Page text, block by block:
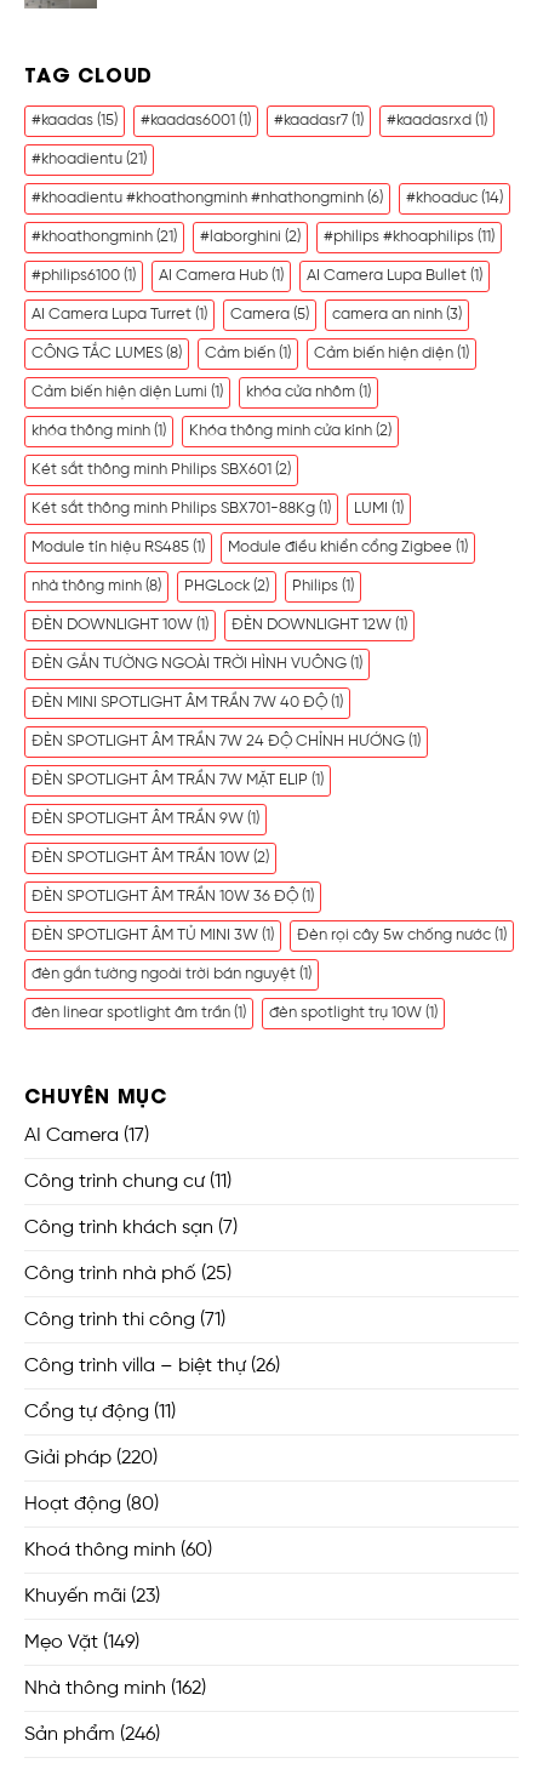
TAG CLOUD
#kaadas (15) #kaadas6001 (1) #kaadasr7 (1) #kaadasrxd (1)
#khoadientu (21)
#khoadientu #khoathongminh #nhathongminh (6) #khoaduc (14)
#khoathongminh (21) #laborghini (2) #philips #khoaphilips (11)
#philips6100 (1) AI Camera Hub (1) AI Camera Lupa Bullet (1)
AI Camera Lupa Turret (1) Camera (5) camera an ninh (3)
CÔNG TẮC LUMES (8) Cảm biến (1) Cảm biến hiện diện (1)
Cảm biến hiện diện Lumi (1) khóa cửa nhôm (1)
khóa thông minh (1) Khóa thông minh cửa kính (2)
Két sắt thông minh Philips SBX601 (2)
Két sắt thông minh Philips SBX701-88Kg (1) LUMI (1)
Module tín hiệu RS485 (1) Module điều khiển cổng Zigbee (1)
nhà thông minh (8) PHGLock (2) Philips (1)
ĐÈN DOWNLIGHT 10W (1) ĐÈN DOWNLIGHT 12W (1)
ĐÈN GẮN TƯỜNG NGOÀI TRỜI HÌNH VUÔNG (1)
ĐÈN MINI SPOTLIGHT ÂM TRẦN 7W 40 ĐỘ (1)
ĐÈN SPOTLIGHT ÂM TRẦN 7W 24 ĐỘ CHỈNH HƯỚNG (1)
ĐÈN SPOTLIGHT ÂM TRẦN 7W MẶT ELIP (1)
ĐÈN SPOTLIGHT ÂM TRẦN 9W (1)
ĐÈN SPOTLIGHT ÂM TRẦN 10W (2)
ĐÈN SPOTLIGHT ÂM TRẦN 10W 36 ĐỘ (1)
ĐÈN SPOTLIGHT ÂM TỦ MINI 3W (1) Đèn rọi cây 5w chống nước (1)
đèn gắn tường ngoài trời bán nguyệt (1)
đèn linear spotlight âm trần (1) đèn spotlight trụ 10W (1)
CHUYÊN MỤC
AI Camera (17)
Công trình chung cư(11)
Công trình khách sạn (7)
Công trình nhà phố (25)
Công trình thi công (71)
Công trình villa – biệt thự(26)
Cổng tự động (11)
Giải pháp (220)
Hoạt động (80)
Khoá thông minh (60)
Khuyến mãi (23)
Mẹo Vặt (149)
Nhà thông minh (162)
Sản phẩm (246)